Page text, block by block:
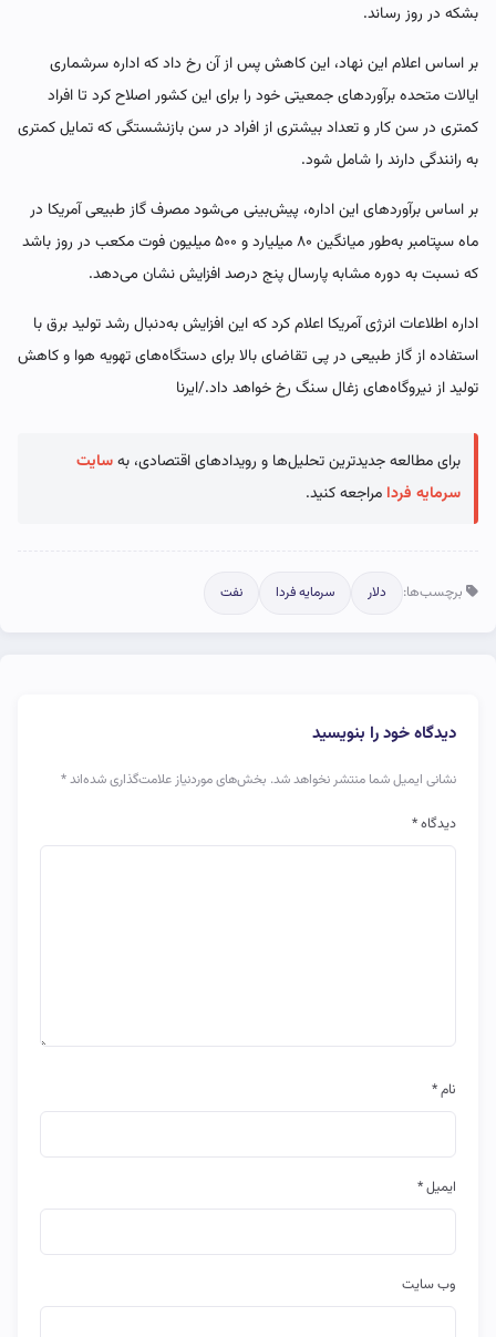
بشکه در روز رساند.
بر اساس اعلام این نهاد، این کاهش پس از آن رخ داد که اداره سرشماری
ایالات متحده برآوردهای جمعیتی خود را برای این کشور اصلاح کرد تا افراد
کمتری در سن کار و تعداد بیشتری از افراد در سن بازنشستگی که تمایل کمتری
به رانندگی دارند را شامل شود.
بر اساس برآوردهای این اداره، پیش‌بینی می‌شود مصرف گاز طبیعی آمریکا در
ماه سپتامبر به‌طور میانگین ۸۰ میلیارد و ۵۰۰ میلیون فوت مکعب در روز باشد
که نسبت به دوره مشابه پارسال پنج درصد افزایش نشان می‌دهد.
اداره اطلاعات انرژی آمریکا اعلام کرد که این افزایش به‌دنبال رشد تولید برق با
استفاده از گاز طبیعی در پی تقاضای بالا برای دستگاه‌های تهویه هوا و کاهش
تولید از نیروگاه‌های زغال سنگ رخ خواهد داد./ایرنا
برای مطالعه جدیدترین تحلیل‌ها و رویدادهای اقتصادی، بهسایت
سرمایه فردا مراجعه کنید.
برچسب‌ها: دلار سرمایه فردا نفت
دیدگاه خود را بنویسید
نشانی ایمیل شما منتشر نخواهد شد. بخش‌های موردنیاز علامت‌گذاری شده‌اند*
دیدگاه*
نام*
ایمیل*
وب‌ سایت